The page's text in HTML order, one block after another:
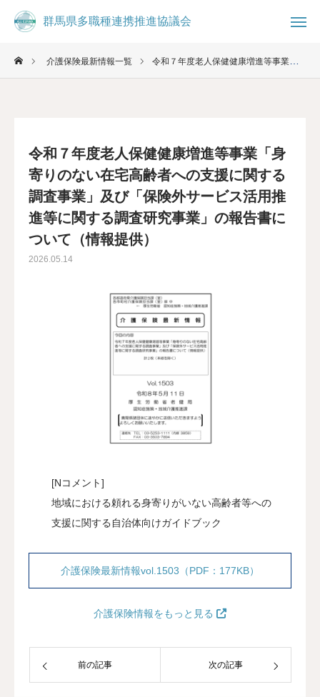
群馬県多職種連携推進協議会
介護保険最新情報一覧 令和７年度老人保健健康増進等事業「身寄りのない在宅高齢者への支援に関する調査事業」及び「保険外サービス活用推進等に関する調査研究事業」の報告書について（情報提供）
令和７年度老人保健健康増進等事業「身
寄りのない在宅高齢者への支援に関する
調査事業」及び「保険外サービス活用推
進等に関する調査研究事業」の報告書に
ついて（情報提供）
2026.05.14
[Nコメント]
地域における頼れる身寄りがいない高齢者等への
支援に関する自治体向けガイドブック
介護保険最新情報vol.1503（PDF：177KB）
介護保険情報をもっと見る
前の記事 次の記事
群馬県多職種連携推進協議会
コミュニティ
群馬県多職種連携推進協議会について
県民の方へ